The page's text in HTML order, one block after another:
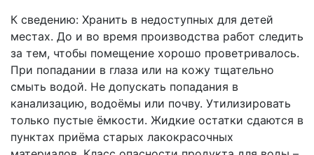
К сведению: Хранить в недоступных для детей
местах. До и во время производства работ следить
за тем, чтобы помещение хорошо проветривалось.
При попадании в глаза или на кожу тщательно
смыть водой. Не допускать попадания в
канализацию, водоёмы или почву. Утилизировать
только пустые ёмкости. Жидкие остатки сдаются в
пунктах приёма старых лакокрасочных